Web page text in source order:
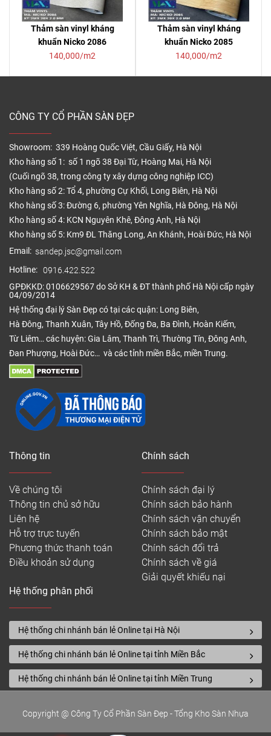
Thảm sàn vinyl kháng
khuẩn Nicko 2086
140,000/m2
Thảm sàn vinyl kháng
khuẩn Nicko 2085
140,000/m2
CÔNG TY CỔ PHẦN SÀN ĐẸP
Showroom: 339 Hoàng Quốc Việt, Cầu Giấy, Hà Nội
Kho hàng số 1: số 1 ngõ 38 Đại Từ, Hoàng Mai, Hà Nội
(Cuối ngõ 38, trong công ty xây dựng công nghiệp ICC)
Kho hàng số 2: Tổ 4, phường Cự Khối, Long Biên, Hà Nội
Kho hàng số 3: Đường 6, phường Yên Nghĩa, Hà Đông, Hà Nội
Kho hàng số 4: KCN Nguyên Khê, Đông Anh, Hà Nội
Kho hàng số 5: Km9 ĐL Thăng Long, An Khánh, Hoài Đức, Hà Nội
Email: sandep.jsc@gmail.com
Hotline: 0916.422.522
GPĐKKD: 0106629567 do Sở KH & ĐT thành phố Hà Nội cấp ngày
04/09/2014
Hệ thống đại lý Sàn Đẹp có tại các quận: Long Biên,
Hà Đông, Thanh Xuân, Tây Hồ, Đống Đa, Ba Đình, Hoàn Kiếm,
Từ Liêm… các huyện: Gia Lâm, Thanh Trì, Thường Tín, Đông Anh,
Đan Phượng, Hoài Đức… và các tỉnh miền Bắc, miền Trung.
Thông tin
Về chúng tôi
Thông tin chủ sở hữu
Liên hệ
Hỗ trợ trực tuyến
Phương thức thanh toán
Điều khoản sử dụng
Chính sách
Chính sách đại lý
Chính sách bảo hành
Chính sách vận chuyển
Chính sách bảo mật
Chính sách đổi trả
Chính sách về giá
Giải quyết khiếu nại
Hệ thống phân phối
Hệ thống chi nhánh bán lẻ Online tại Hà Nội
Hệ thống chi nhánh bán lẻ Online tại tỉnh Miền Bắc
Hệ thống chi nhánh bán lẻ Online tại tỉnh Miền Trung
Copyright @ Công Ty Cổ Phần Sàn Đẹp - Tổng Kho Sàn Nhựa